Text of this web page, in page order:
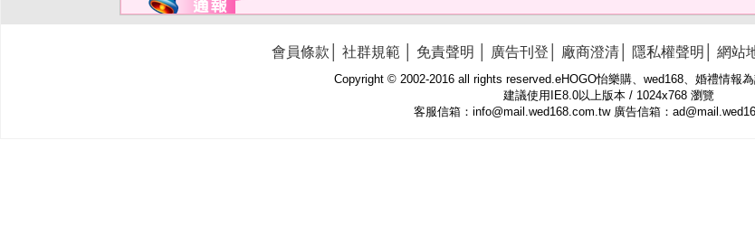
會員條款 社群規範 免責聲明 廣告刊登 廠商澄清 隱私權聲明 網站
Copyright © 2002-2016 all rights reserved.eHOGO怡樂購、wed168、婚禮情報
建議使用IE8.0以上版本 / 1024x768 瀏覽
客服信箱：info@mail.wed168.com.tw 廣告信箱：